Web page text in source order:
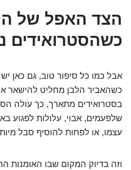
הצד האפל של
כשהסטרואידים
אבל כמו כל סיפור טוב, גם כאן
כשהאביר הלבן מחליט להישאר
בסטרואידים מתארך, כך עולה
שלפעמים, אבוי, עלולות לפגוע
עצמו, או לפחות להוסיף סבל
וזה בדיוק המקום שבו האומנות